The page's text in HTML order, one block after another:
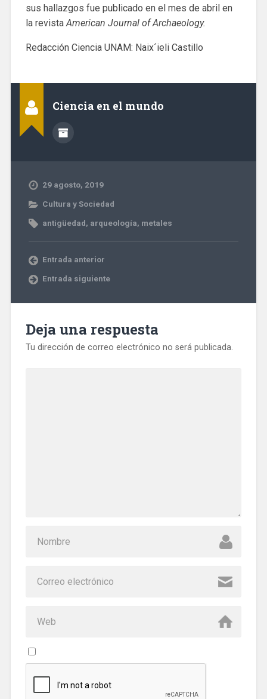
sus hallazgos fue publicado en el mes de abril en
la revistaAmerican Journal of Archaeology.
Redacción Ciencia UNAM: Naix´ieli Castillo
Ciencia en el mundo
29 agosto, 2019
Cultura y Sociedad
antigüedad, arqueología, metales
Entrada anterior
Entrada siguiente
Deja una respuesta
Tu dirección de correo electrónico no será publicada.